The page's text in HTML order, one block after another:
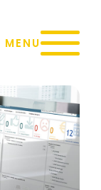
MENU